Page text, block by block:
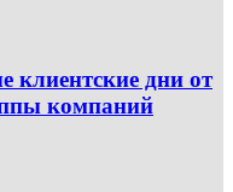
дни от
компаний